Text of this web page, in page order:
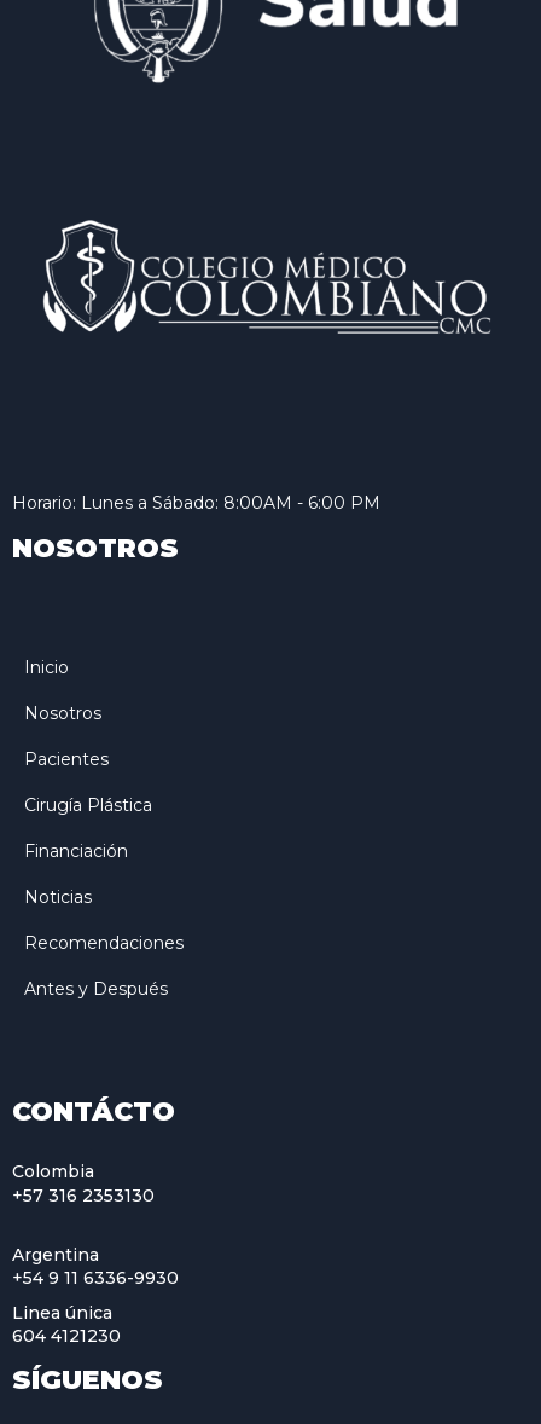
Horario: Lunes a Sábado: 8:00AM - 6:00 PM
NOSOTROS
Inicio
Nosotros
Pacientes
Cirugía Plástica
Financiación
Noticias
Recomendaciones
Antes y Después
CONTÁCTO
Colombia
+57 316 2353130
Argentina
+54 9 11 6336-9930
Linea única
604 4121230
SÍGUENOS